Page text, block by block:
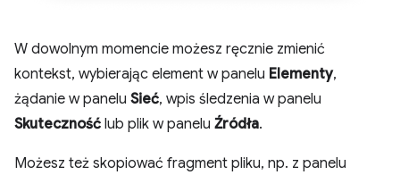
W dowolnym momencie możesz ręcznie zmienić
kontekst, wybierając element w panelu Elementy,
żądanie w panelu Sieć, wpis śledzenia w panelu
Skuteczność lub plik w panelu Źródła.
Możesz też skopiować fragment pliku, np. z panelu